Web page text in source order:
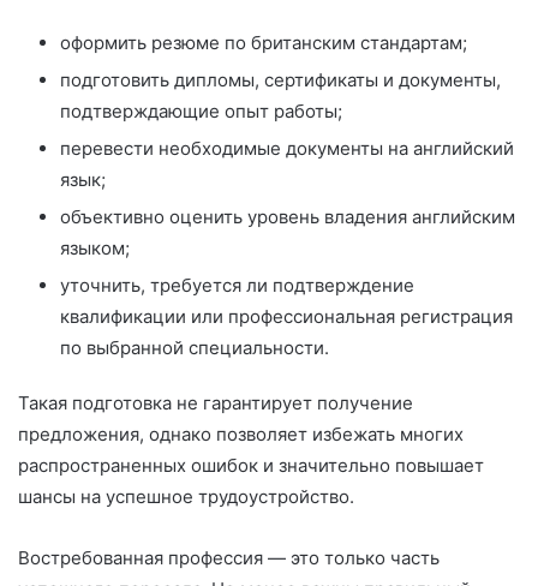
оформить резюме по британским стандартам;
подготовить дипломы, сертификаты и документы,
подтверждающие опыт работы;
перевести необходимые документы на английский
язык;
объективно оценить уровень владения английским
языком;
уточнить, требуется ли подтверждение
квалификации или профессиональная регистрация
по выбранной специальности.
Такая подготовка не гарантирует получение
предложения, однако позволяет избежать многих
распространенных ошибок и значительно повышает
шансы на успешное трудоустройство.
Востребованная профессия — это только часть